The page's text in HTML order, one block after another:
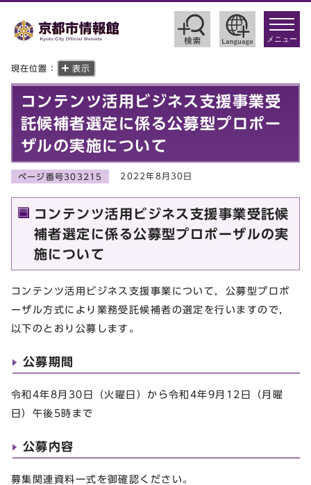
toggle
メニュー
現在位置： 表示
コンテンツ活用ビジネス支援事業受
託候補者選定に係る公募型プロポー
ザルの実施について
ページ番号303215 2022年8月30日
コンテンツ活用ビジネス支援事業受託候
補者選定に係る公募型プロポーザルの実
施について
コンテンツ活用ビジネス支援事業について，公募型プロポ
ーザル方式により業務受託候補者の選定を行いますので，
以下のとおり公募します。
公募期間
令和4年8月30日（火曜日）から令和4年9月12日（月曜
日）午後5時まで
公募内容
募集関連資料一式を御確認ください。